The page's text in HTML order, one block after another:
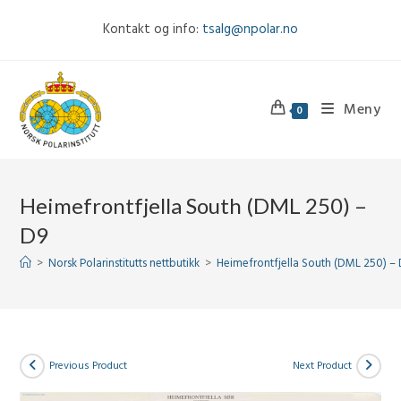
Kontakt og info: tsalg@npolar.no
0 Meny
Heimefrontfjella South (DML 250) –
D9
> Norsk Polarinstitutts nettbutikk > Heimefrontfjella South (DML 250) –
Previous Product Next Product